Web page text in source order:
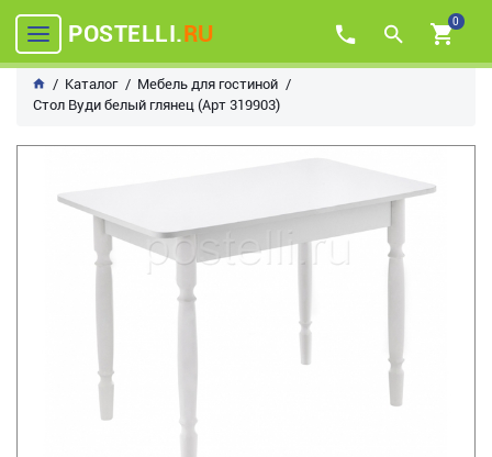
POSTELLI.RU 0
Каталог
Мебель для гостиной
Стол Вуди белый глянец (Арт 319903)